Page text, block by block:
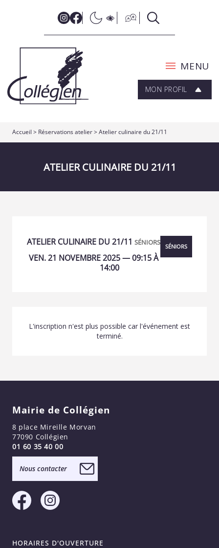
MENU
MON PROFIL
Accueil > Réservations atelier > Atelier culinaire du 21/11
ATELIER CULINAIRE DU 21/11
ATELIER CULINAIRE DU 21/11 SÉNIORS SÉNIORS
VEN. 21 NOVEMBRE 2025 — 09:15 À
14:00
L'inscription n'est plus possible car l'événement est
terminé.
Mairie de Collégien
8 place Mireille Morvan
77090 Collégien
01 60 35 40 00
Nous contacter
HORAIRES D'OUVERTURE